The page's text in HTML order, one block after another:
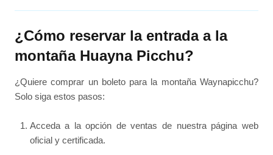
¿Cómo reservar la entrada a la
montaña Huayna Picchu?
¿Quiere comprar un boleto para la montaña Waynapicchu?
Solo siga estos pasos:
Acceda a la opción de ventas de nuestra página web
oficial y certificada.